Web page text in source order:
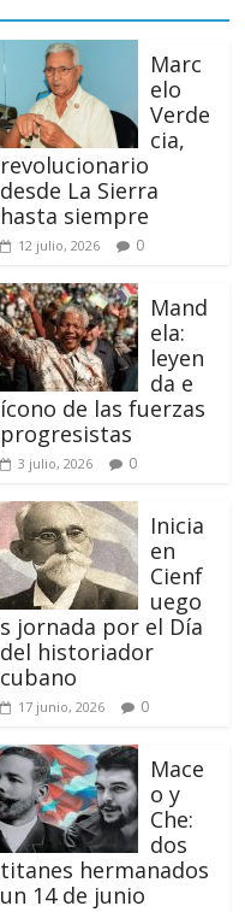
Marc
elo
Verde
cia,
revolucionario
desde La Sierra
hasta siempre
12 julio, 2026 0
Mand
ela:
leyen
da e
ícono de las fuerzas
progresistas
3 julio, 2026 0
Inicia
en
Cienf
uego
s jornada por el Día
del historiador
cubano
17 junio, 2026 0
Mace
o y
Che:
dos
titanes hermanados
un 14 de junio